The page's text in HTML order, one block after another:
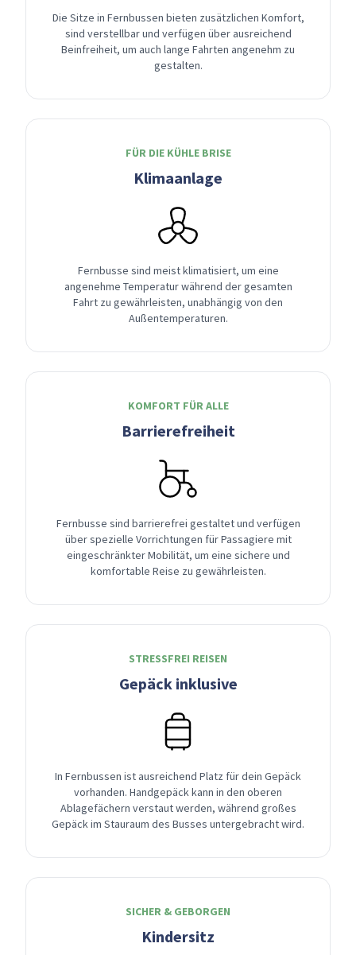
Die Sitze in Fernbussen bieten zusätzlichen Komfort,
sind verstellbar und verfügen über ausreichend
Beinfreiheit, um auch lange Fahrten angenehm zu
gestalten.
FÜR DIE KÜHLE BRISE
Klimaanlage
Fernbusse sind meist klimatisiert, um eine
angenehme Temperatur während der gesamten
Fahrt zu gewährleisten, unabhängig von den
Außentemperaturen.
KOMFORT FÜR ALLE
Barrierefreiheit
Fernbusse sind barrierefrei gestaltet und verfügen
über spezielle Vorrichtungen für Passagiere mit
eingeschränkter Mobilität, um eine sichere und
komfortable Reise zu gewährleisten.
STRESSFREI REISEN
Gepäck inklusive
In Fernbussen ist ausreichend Platz für dein Gepäck
vorhanden. Handgepäck kann in den oberen
Ablagefächern verstaut werden, während großes
Gepäck im Stauraum des Busses untergebracht wird.
SICHER & GEBORGEN
Kindersitz